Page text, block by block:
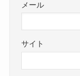
メール
サイト